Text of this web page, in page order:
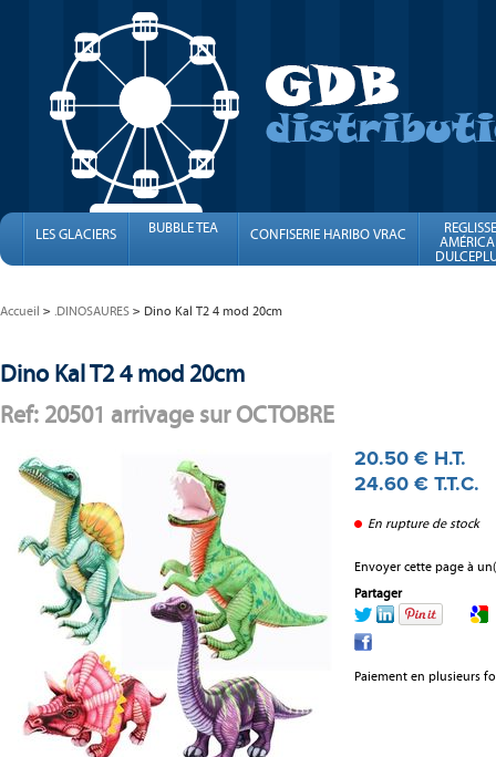
LES GLACIERS BUBBLE TEA CONFISERIE HARIBO VRAC
FINI
Accueil .DINOSAURES Dino Kal T2 4 mod 20cm
Dino Kal T2 4 mod 20cm
Ref: 20501 arrivage sur OCTOBRE
20.50 € H.T.
24.60 € T.T.C.
En rupture de stock
Envoyer cette page à
Partager
Paiement en plusieurs